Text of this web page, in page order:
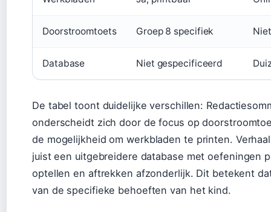
Doorstroomtoets Groep 8 specifiek
Database Niet gespecificeerd
De tabel toont duidelijke verschillen:
onderscheidt zich door de focus op
de mogelijkheid om werkbladen te printen.
juist een uitgebreidere database met oefeningen
optellen en aftrekken afzonderlijk. Dit betekent
van de specifieke behoeften van het kind.